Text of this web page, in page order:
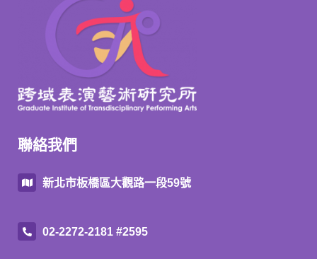
聯絡我們
新北市板橋區大觀路一段59號
02-2272-2181 #2595